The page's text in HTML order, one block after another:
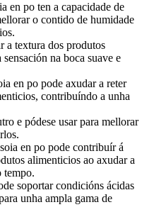
en po ten a capacidade de
o contido de humidade
a textura dos produtos
na boca suave e
en po pode axudar a reter
contribuíndo a unha
e pódese usar para mellorar
en po pode contribuír á
alimenticios ao axudar a
tempo.
soportar condicións ácidas
unha ampla gama de